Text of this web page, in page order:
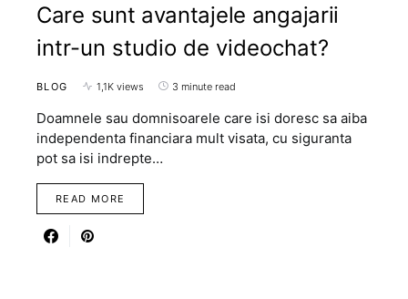
Care sunt avantajele angajarii
intr-un studio de videochat?
BLOG 1,1K views 3 minute read
Doamnele sau domnisoarele care isi doresc sa aiba
independenta financiara mult visata, cu siguranta
pot sa isi indrepte…
READ MORE